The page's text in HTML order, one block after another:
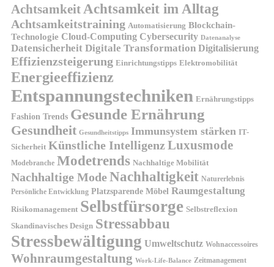
AchtsamkeitAchtsamkeit im Alltag
Achtsamkeitstraining Automatisierung Blockchain-
Technologie Cloud-Computing Cybersecurity Datenanalyse
Datensicherheit Digitale Transformation Digitalisierung
Effizienzsteigerung Einrichtungstipps Elektromobilität
Energieeffizienz
Entspannungstechniken Ernährungstipps
Fashion Trends Gesunde Ernährung
Gesundheit Gesundheitstipps Immunsystem stärken IT-
Sicherheit Künstliche IntelligenzLuxusmode
Modebranche Modetrends Nachhaltige Mobilität
Nachhaltige ModeNachhaltigkeit Naturerlebnis
Persönliche Entwicklung Platzsparende Möbel Raumgestaltung
Risikomanagement Selbstfürsorge Selbstreflexion
Skandinavisches Design Stressabbau
Stressbewältigung Umweltschutz Wohnaccessoires
Wohnraumgestaltung Work-Life-Balance Zeitmanagement